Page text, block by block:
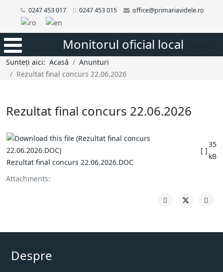
0247 453 017 0247 453 015 office@primariavidele.ro
Monitorul oficial local
Sunteți aici: Acasă
Anunturi
Rezultat final concurs 22.06.2026
Rezultat final concurs 22.06.2026
Attachments:
Rezultat final concurs 22.06.2026.DOC
[ ]
35
kB
Despre